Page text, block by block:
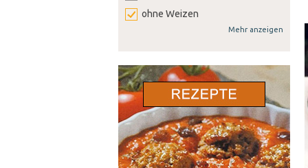
ohne Weizen
ohne Sellerie
ohne Lupine
ohne Gluten
ohne Nüsse
Mehr anzeigen